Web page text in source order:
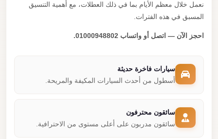
نعمل خلال معظم الأيام بما في ذلك العطلات، مع أهمية التنسيق
المسبق في هذه الفترات.
احجز الآن — اتصل أو واتساب 01000948802.
سيارات فاخرة حديثة
أسطول من أحدث السيارات المكيفة والمريحة.
سائقون محترفون
سائقون مدربون على أعلى مستوى من الاحترافية.